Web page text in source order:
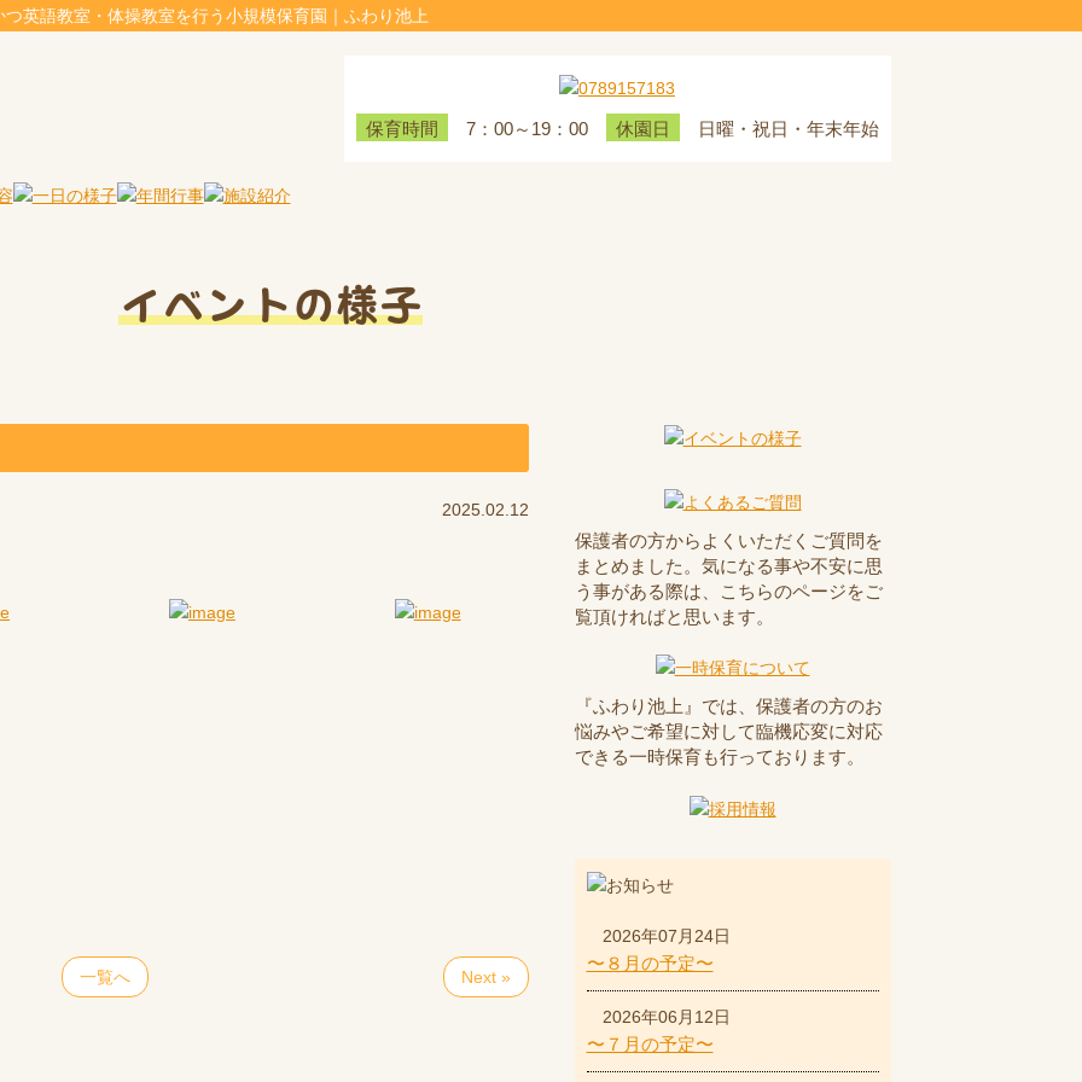
英語教室・体操教室を行う小規模保育園｜ふわり池上
保育時間 7：00～19：00 休園日 日曜・祝日・年末年始
イベントの様子
2025.02.12
一覧へ Next »
保護者の方からよくいただくご質問を
まとめました。気になる事や不安に思
う事がある際は、こちらのページをご
覧頂ければと思います。
『ふわり池上』では、保護者の方のお
悩みやご希望に対して臨機応変に対応
できる一時保育も行っております。
2026年07月24日
〜８月の予定〜
2026年06月12日
〜７月の予定〜